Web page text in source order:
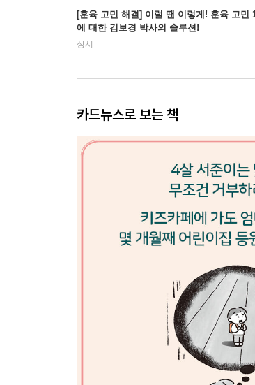
[훈육 고민 해결] 이럴 땐 이렇게! 훈육 고민
에 대한 김보경 박사의 솔루션!
상시
카드뉴스로 보는 책